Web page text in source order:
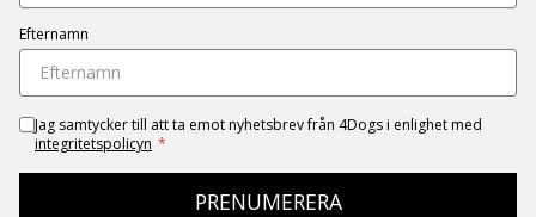
Efternamn
Jag samtycker till att ta emot nyhetsbrev från 4Dogs i enlighet med
integritetspolicyn *
PRENUMERERA